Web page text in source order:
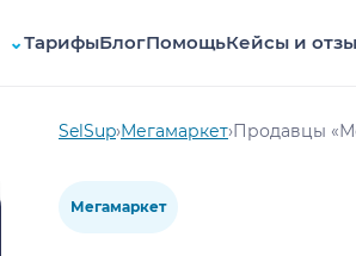
⌄ТарифыБлогПомощьКейсы и
SelSup›Мегамаркет›Продавцы
Мегамаркет